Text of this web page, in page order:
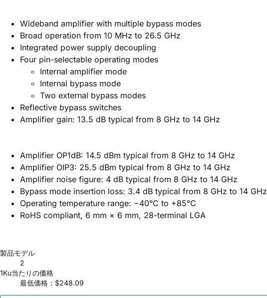
Wideband amplifier with multiple bypass modes
Broad operation from 10 MHz to 26.5 GHz
Integrated power supply decoupling
Four pin-selectable operating modes
Internal amplifier mode
Internal bypass mode
Two external bypass modes
Reflective bypass switches
Amplifier gain: 13.5 dB typical from 8 GHz to 14 GHz
Amplifier OP1dB: 14.5 dBm typical from 8 GHz to 14 GHz
Amplifier OIP3: 25.5 dBm typical from 8 GHz to 14 GHz
Amplifier noise figure: 4 dB typical from 8 GHz to 14 GHz
Bypass mode insertion loss: 3.4 dB typical from 8 GHz to 14 GHz
Operating temperature range: −40°C to +85°C
RoHS compliant, 6 mm × 6 mm, 28-terminal LGA
製品モデル
2
1Ku当たりの価格
最低価格：$248.09